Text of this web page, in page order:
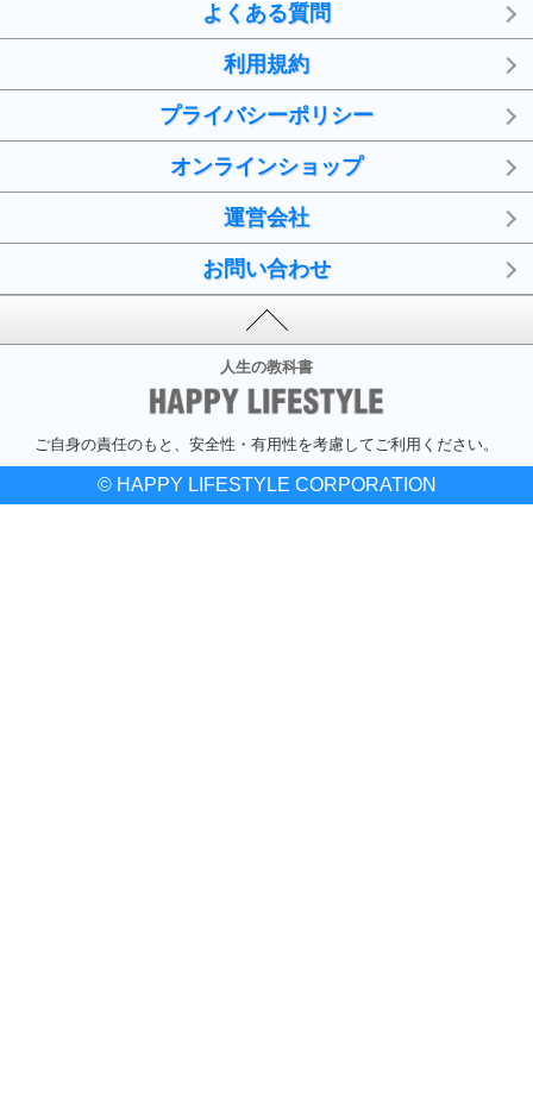
よくある質問
利用規約
プライバシーポリシー
オンラインショップ
運営会社
お問い合わせ
人生の教科書
ご自身の責任のもと、安全性・有用性を考慮してご利用ください。
© HAPPY LIFESTYLE CORPORATION